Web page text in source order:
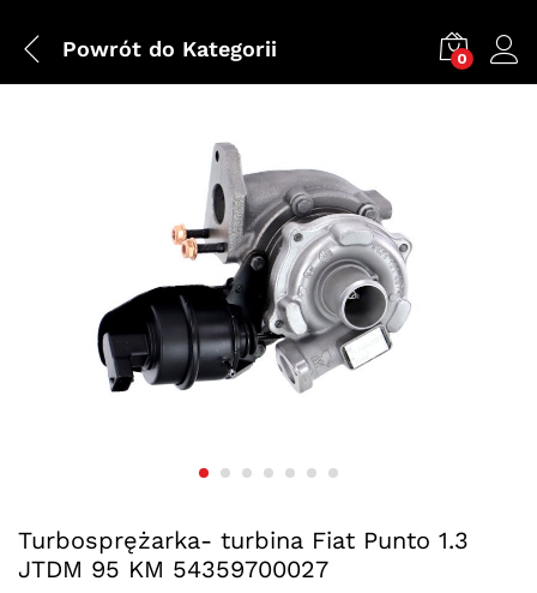
Powrót do Kategorii 0
Turbosprężarka- turbina Fiat Punto 1.3
JTDM 95 KM 54359700027